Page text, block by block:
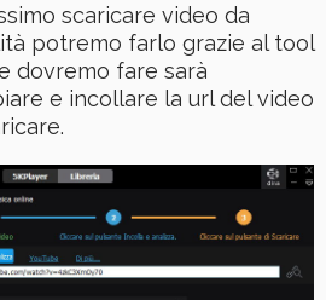
scaricare video da
potremo farlo grazie al tool
dovremo fare sarà
e incollare la url del video